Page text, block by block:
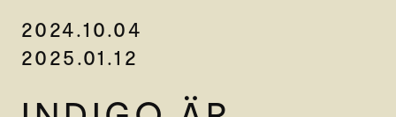
2024.10.04
2025.01.12